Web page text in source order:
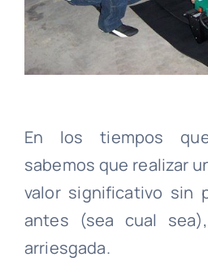
En los tiempos
sabemos que realizar
valor significativo sin
antes (sea cual
arriesgada.